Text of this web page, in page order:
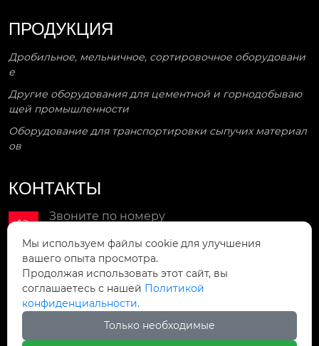
ПРОДУКЦИЯ
Дробильное, мельничное, сортировочное оборудовани
е
Другие оборудования для цементной и горнодобываю
щей промышленности
Оборудование для транспортировки сыпучих материал
ов
КОНТАКТЫ

Звоните по номеру

Мы в сети
wenning8@163.com
Мы находимся
1-29 улица Наньшичжун, район теси, город
Мы используем файлы cookie для улучшения
вашего опыта просмотра.
Продолжая использовать этот сайт, вы
соглашаетесь с нашей Политикой
конфиденциальности.
Только необходимые